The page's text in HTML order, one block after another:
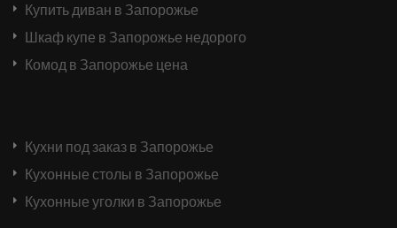
Купить диван в Запорожье
Шкаф купе в Запорожье недорого
Комод в Запорожье цена
Кухни под заказ в Запорожье
Кухонные столы в Запорожье
Кухонные уголки в Запорожье